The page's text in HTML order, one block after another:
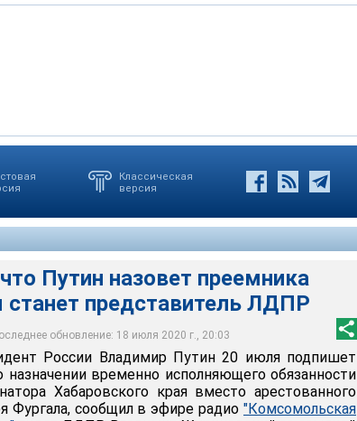
Классическая
версия
Путин назовет преемника
представитель ЛДПР
обновление: 18 июля 2020 г., 20:03
России Владимир Путин 20 июля подпишет
назначении временно исполняющего обязанности
Хабаровского края вместо арестованного
Фургала, сообщил в эфире радио "Комсомольская